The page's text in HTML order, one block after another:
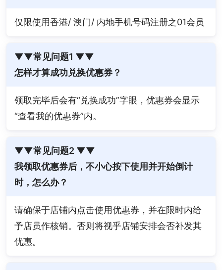
仅限使用香港/ 澳门/ 内地手机号码注册之01会员
▼▼常见问题1 ▼▼
怎样才算成功兑换优惠券？
领取完毕后会有“兑换成功”字眼，优惠券会显示
“查看我的优惠券”内。
▼▼常见问题2 ▼▼
我领取优惠券后，不小心按下使用并开始倒计
时，怎么办？
请确保于店铺内点击使用优惠券，并在限时内给
予店员作核销。否则将视乎店铺安排会否补发其
优惠。